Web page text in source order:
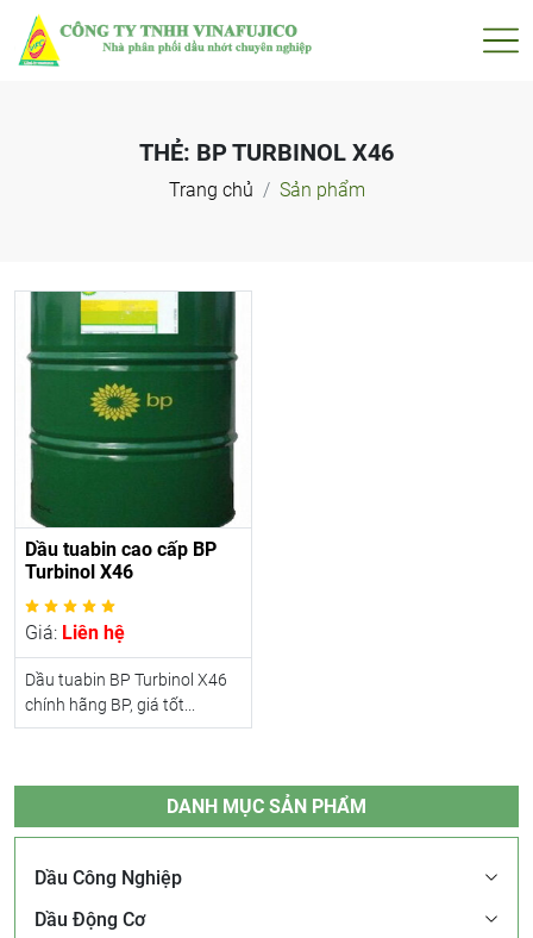
THẺ: BP TURBINOL X46
Trang chủ Sản phẩm
Dầu tuabin cao cấp BP
Turbinol X46
Giá: Liên hệ
Dầu tuabin BP Turbinol X46
chính hãng BP, giá tốt...
DANH MỤC SẢN PHẨM
Dầu Công Nghiệp
Dầu Động Cơ